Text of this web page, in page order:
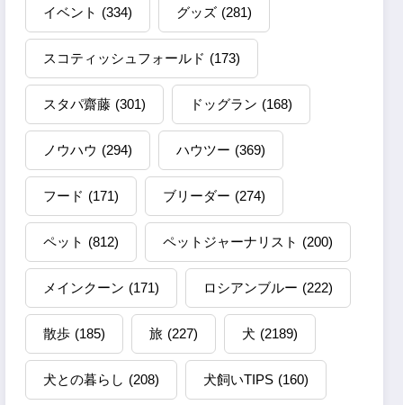
イベント (334) グッズ (281)
スコティッシュフォールド (173)
スタパ齋藤 (301) ドッグラン (168)
ノウハウ (294) ハウツー (369)
フード (171) ブリーダー (274)
ペット (812) ペットジャーナリスト (200)
メインクーン (171) ロシアンブルー (222)
散歩 (185) 旅 (227) 犬 (2189)
犬との暮らし (208) 犬飼いTIPS (160)